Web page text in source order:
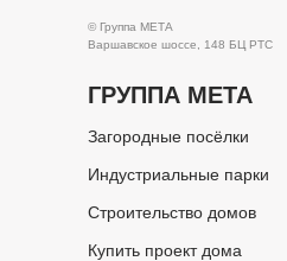
© Группа МЕТА
Варшавское шоссе, 148 БЦ РТС
ГРУППА МЕТА
Загородные посёлки
Индустриальные парки
Строительство домов
Купить проект дома